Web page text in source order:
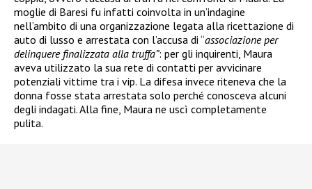
moglie di Baresi fu infatti coinvolta in un’indagine
nell’ambito di una organizzazione legata alla ricettazione di
auto di lusso e arrestata con l’accusa di “associazione per
delinquere finalizzata alla truffa”: per gli inquirenti, Maura
aveva utilizzato la sua rete di contatti per avvicinare
potenziali vittime tra i vip. La difesa invece riteneva che la
donna fosse stata arrestata solo perché conosceva alcuni
degli indagati. Alla fine, Maura ne uscì completamente
pulita.